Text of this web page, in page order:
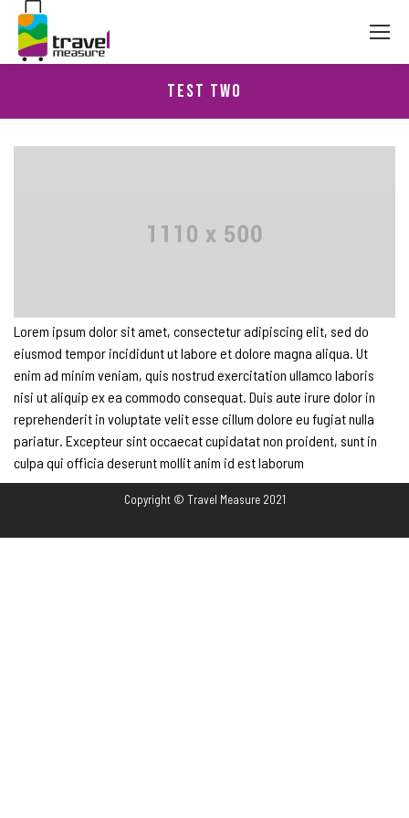
Test Two
Lorem ipsum dolor sit amet, consectetur adipiscing elit, sed do
eiusmod tempor incididunt ut labore et dolore magna aliqua. Ut
enim ad minim veniam, quis nostrud exercitation ullamco laboris
nisi ut aliquip ex ea commodo consequat. Duis aute irure dolor in
reprehenderit in voluptate velit esse cillum dolore eu fugiat nulla
pariatur. Excepteur sint occaecat cupidatat non proident, sunt in
culpa qui officia deserunt mollit anim id est laborum
Copyright © Travel Measure 2021